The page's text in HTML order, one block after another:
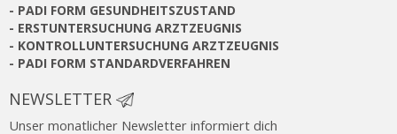
- PADI FORM GESUNDHEITSZUSTAND
- ERSTUNTERSUCHUNG ARZTZEUGNIS
- KONTROLLUNTERSUCHUNG ARZTZEUGNIS
- PADI FORM STANDARDVERFAHREN
NEWSLETTER
Unser monatlicher Newsletter informiert dich